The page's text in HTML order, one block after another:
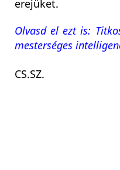
erejüket.
Olvasd el ezt is:
mesterséges
CS.SZ.